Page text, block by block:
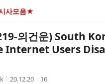
사모음★
의건운) South
Internet Users
작
20.12.20
조
16